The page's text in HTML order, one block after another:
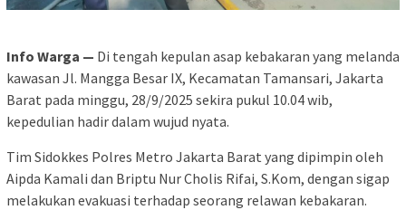
Info Warga — Di tengah kepulan asap kebakaran yang melanda
kawasan Jl. Mangga Besar IX, Kecamatan Tamansari, Jakarta
Barat pada minggu, 28/9/2025 sekira pukul 10.04 wib,
kepedulian hadir dalam wujud nyata.
Tim Sidokkes Polres Metro Jakarta Barat yang dipimpin oleh
Aipda Kamali dan Briptu Nur Cholis Rifai, S.Kom, dengan sigap
melakukan evakuasi terhadap seorang relawan kebakaran.